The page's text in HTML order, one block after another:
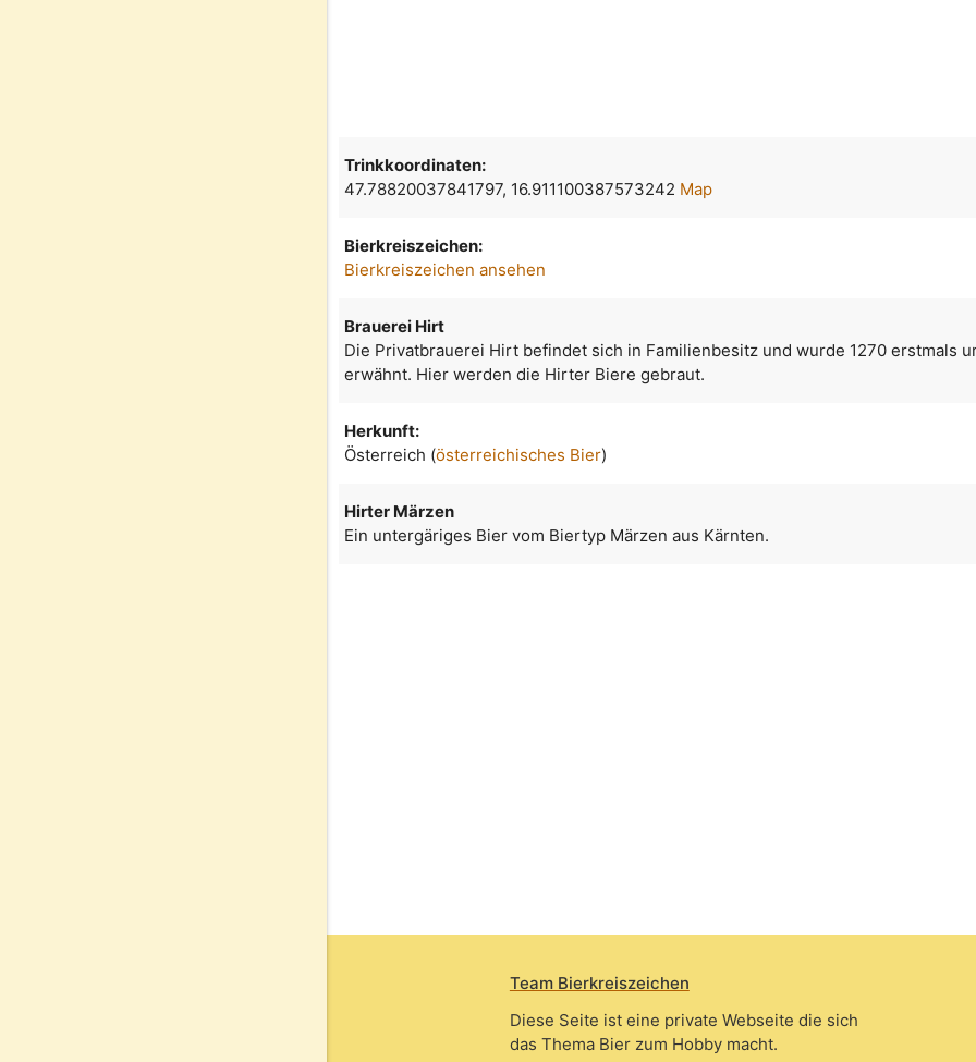
Trinkkoordinaten:
47.78820037841797, 16.911100387573242 Map
Bierkreiszeichen:
Bierkreiszeichen ansehen
Brauerei Hirt
Die Privatbrauerei Hirt befindet sich in Familienbesitz und wurde 1270 erstmals
erwähnt. Hier werden die Hirter Biere gebraut.
Herkunft:
Österreich (österreichisches Bier)
Hirter Märzen
Ein untergäriges Bier vom Biertyp Märzen aus Kärnten.
Team Bierkreiszeichen
Diese Seite ist eine private Webseite die sich
das Thema Bier zum Hobby macht.